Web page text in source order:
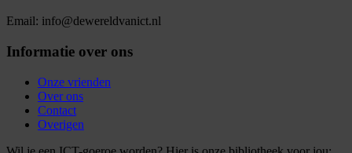
Email: info@dewereldvanict.nl
Informatie over ons
Onze vrienden
Over ons
Contact
Overigen